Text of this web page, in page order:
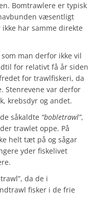
Bomtrawlere er typisk
væsentligt
har samme direkte
man derfor ikke vil
for relativt få år siden
for trawlfiskeri, da
Stenrevene var derfor
krebsdyr og andet.
såkaldte “bobletrawl”,
trawlet oppe. På
helt tæt på og sågar
yder fiskelivet
da de i
fisker i de frie